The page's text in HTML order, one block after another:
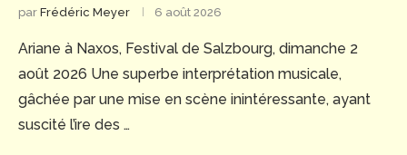
par Frédéric Meyer 6 août 2026
Ariane à Naxos, Festival de Salzbourg, dimanche 2
août 2026 Une superbe interprétation musicale,
gâchée par une mise en scène inintéressante, ayant
suscité l’ire des …